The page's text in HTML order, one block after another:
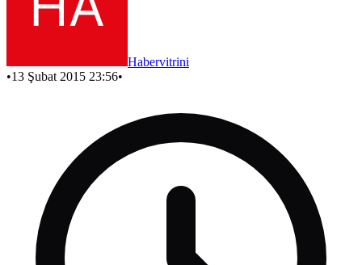
Habervitrini
•13 Şubat 2015 23:56•